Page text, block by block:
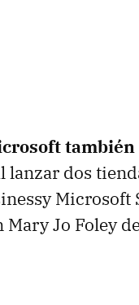
también
lanzar dos
Microsoft
Mary Jo Foley